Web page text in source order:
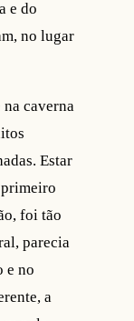
e do
no lugar
caverna
Estar
primeiro
foi tão
parecia
e no
a